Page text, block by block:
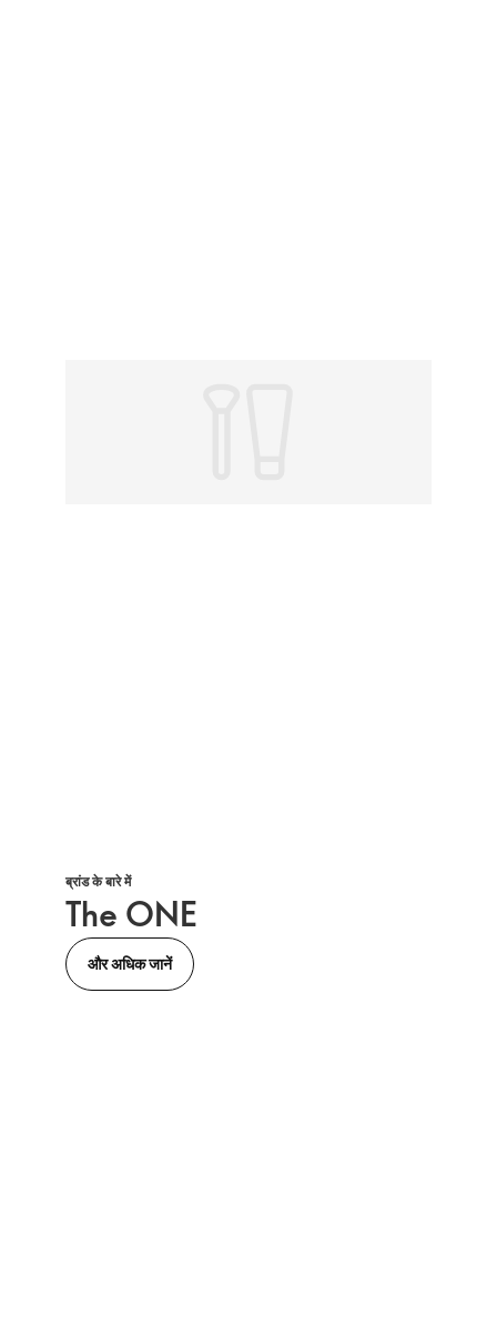
ब्रांड के बारे में
The ONE
और अधिक जानें